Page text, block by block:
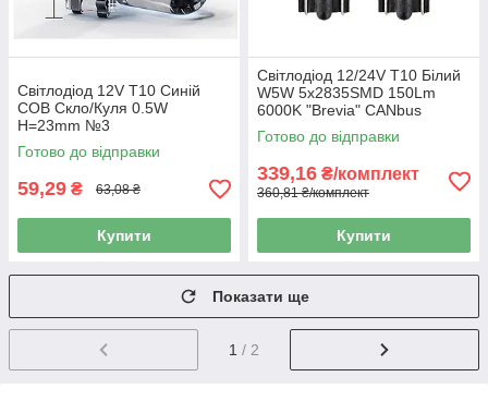
Світлодіод 12V Т10 Синій
COB Скло/Куля 0.5W
H=23mm №3
Готово до відправки
59,29 ₴ 63,08 ₴
Купити
Світлодіод 12/24V T10 Білий
W5W 5x2835SMD 150Lm
6000K "Brevia" CANbus
№10208 (2шт)
Готово до відправки
339,16 ₴/комплект
360,81 ₴/комплект
Купити
Показати ще
1 / 2